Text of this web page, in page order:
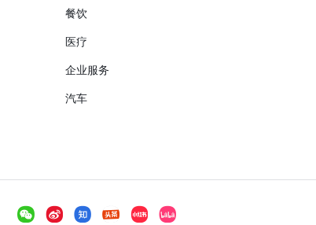
餐饮
医疗
企业服务
汽车